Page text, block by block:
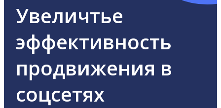
Увеличтье
эффективность
продвижения в
соцсетях